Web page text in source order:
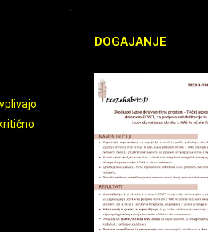
DOGAJANJE